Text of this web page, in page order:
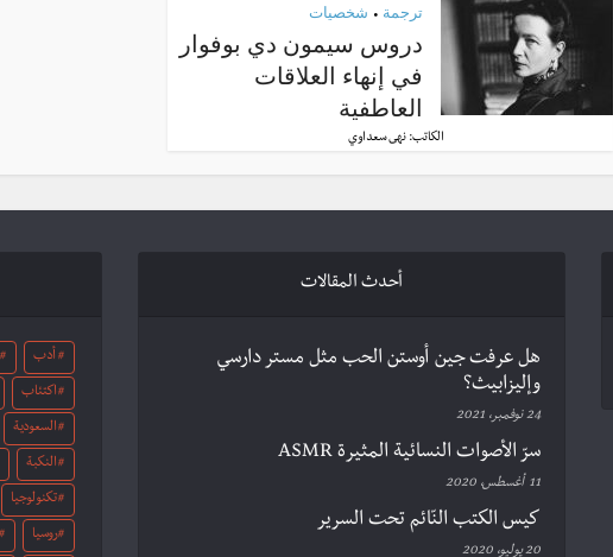
ترجمة • شخصيات
دروس سيمون دي بوفوار
في إنهاء العلاقات
العاطفية
الكاتب: نهى سعداوي
أدب
اكتئاب
السعودية
النكبة
تكنولوجيا
روسيا
أحدث المقالات
هل عرفت جين أوستن الحب مثل مستر دارسي
وإليزابيث؟
24 نوفمبر، 2021
سرّ الأصوات النسائية المثيرة ASMR
11 أغسطس، 2020
كيس الكتب النّائم تحت السرير
20 يوليو، 2020